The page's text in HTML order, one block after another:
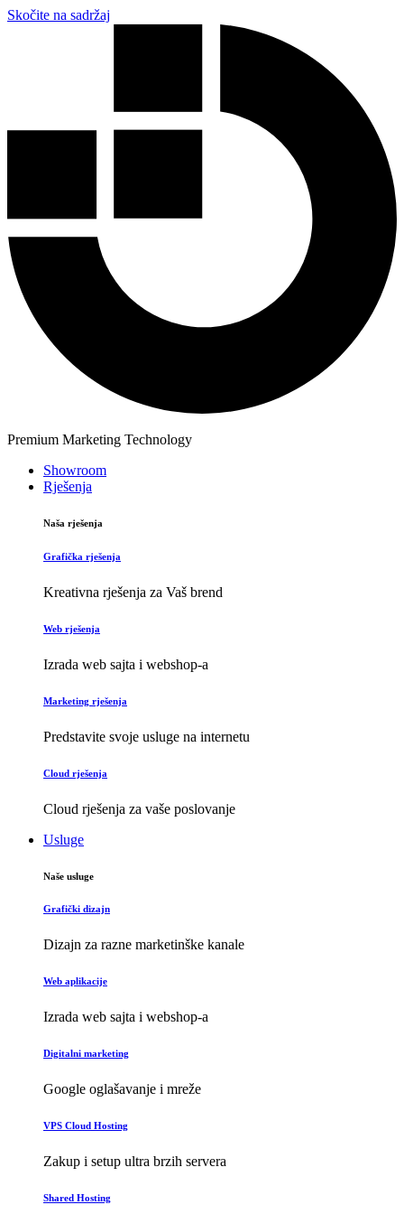
Skočite na sadržaj
Premium Marketing Technology
Showroom
Rješenja
Naša rješenja
Grafička rješenja
Kreativna rješenja za Vaš brend
Web rješenja
Izrada web sajta i webshop-a
Marketing rješenja
Predstavite svoje usluge na internetu
Cloud rješenja
Cloud rješenja za vaše poslovanje
Usluge
Naše usluge
Grafički dizajn
Dizajn za razne marketinške kanale
Web aplikacije
Izrada web sajta i webshop-a
Digitalni marketing
Google oglašavanje i mreže
VPS Cloud Hosting
Zakup i setup ultra brzih servera
Shared Hosting